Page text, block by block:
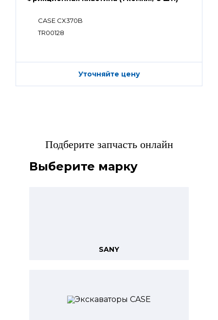
CASE CX370B
TR00128
Уточняйте цену
Подберите запчасть онлайн
Выберите марку
SANY